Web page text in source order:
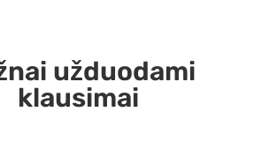
užduodami
klausimai